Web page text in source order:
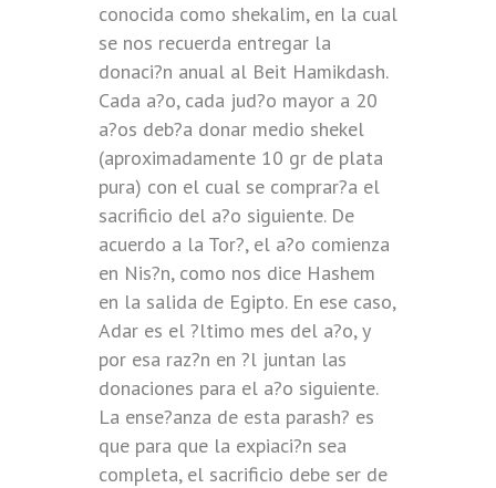
conocida como shekalim, en la cual
se nos recuerda entregar la
donaci?n anual al Beit Hamikdash.
Cada a?o, cada jud?o mayor a 20
a?os deb?a donar medio shekel
(aproximadamente 10 gr de plata
pura) con el cual se comprar?a el
sacrificio del a?o siguiente. De
acuerdo a la Tor?, el a?o comienza
en Nis?n, como nos dice Hashem
en la salida de Egipto. En ese caso,
Adar es el ?ltimo mes del a?o, y
por esa raz?n en ?l juntan las
donaciones para el a?o siguiente.
La ense?anza de esta parash? es
que para que la expiaci?n sea
completa, el sacrificio debe ser de